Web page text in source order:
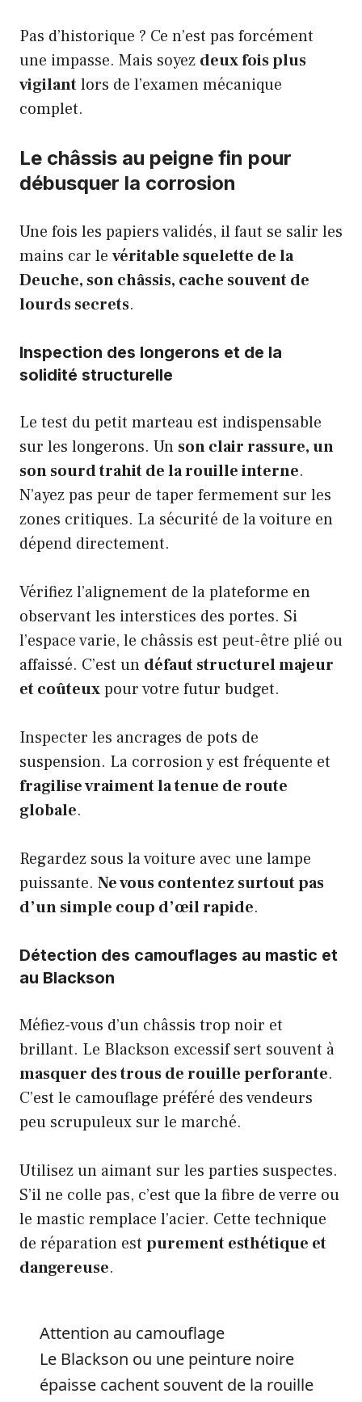
Pas d’historique ? Ce n’est pas forcément
une impasse. Mais soyez deux fois plus
vigilantlors de l’examen mécanique
complet.
Le châssis au peigne fin pour
débusquer la corrosion
Une fois les papiers validés, il faut se salir les
mains car le véritable squelette de la
Deuche, son châssis, cache souvent de
lourds secrets.
Inspection des longerons et de la
solidité structurelle
Le test du petit marteau est indispensable
sur les longerons. Un son clair rassure, un
son sourd trahit de la rouille interne.
N’ayez pas peur de taper fermement sur les
zones critiques. La sécurité de la voiture en
dépend directement.
Vérifiez l’alignement de la plateforme en
observant les interstices des portes. Si
l’espace varie, le châssis est peut-être plié ou
affaissé. C’est un défaut structurel majeur
et coûteuxpour votre futur budget.
Inspecter les ancrages de pots de
suspension. La corrosion y est fréquente et
fragilise vraiment la tenue de route
globale.
Regardez sous la voiture avec une lampe
puissante. Ne vous contentez surtout pas
d’un simple coup d’œil rapide.
Détection des camouflages au mastic et
au Blackson
Méfiez-vous d’un châssis trop noir et
brillant. Le Blackson excessif sert souvent à
masquer des trous de rouille perforante.
C’est le camouflage préféré des vendeurs
peu scrupuleux sur le marché.
Utilisez un aimant sur les parties suspectes.
S’il ne colle pas, c’est que la fibre de verre ou
le mastic remplace l’acier. Cette technique
de réparation est purement esthétique et
dangereuse.
Attention au camouflage
Le Blackson ou une peinture noire
épaisse cachent souvent de la rouille